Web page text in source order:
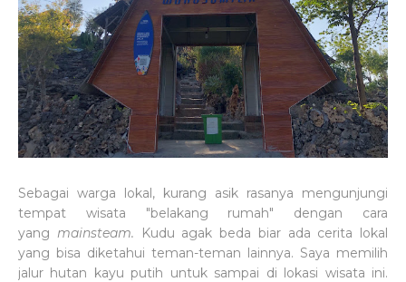
Sebagai warga lokal, kurang asik rasanya mengunjungi
tempat wisata "belakang rumah" dengan cara
yang mainsteam.
Kudu agak beda biar ada cerita lokal
yang bisa diketahui teman-teman lainnya. Saya memilih
jalur hutan kayu putih untuk sampai di lokasi wisata ini.